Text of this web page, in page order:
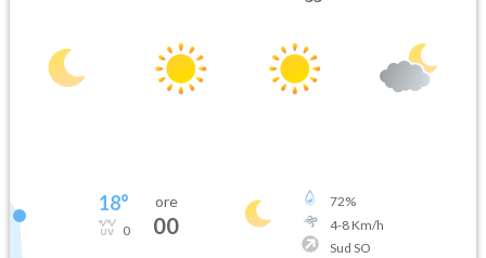
18°
0
ore
00
72%
4-8Km/h
Sud SO